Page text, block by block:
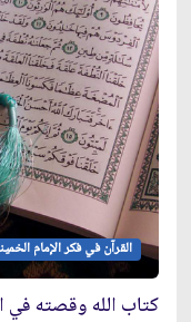
القرآن في فكر الإمام
كتاب الله وقصته في